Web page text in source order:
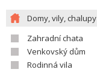
Domy, vily, chalupy
Zahradní chata
Venkovský dům
Rodinná vila